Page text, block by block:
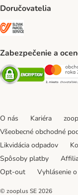
Doručovatelia
Zabezpečenie a
Security
O nás Kariéra
Všeobecné obchodné
Likvidácia odpadov
Spôsoby platby
Opt-out
Vyhlásenie
© zooplus SE 2026